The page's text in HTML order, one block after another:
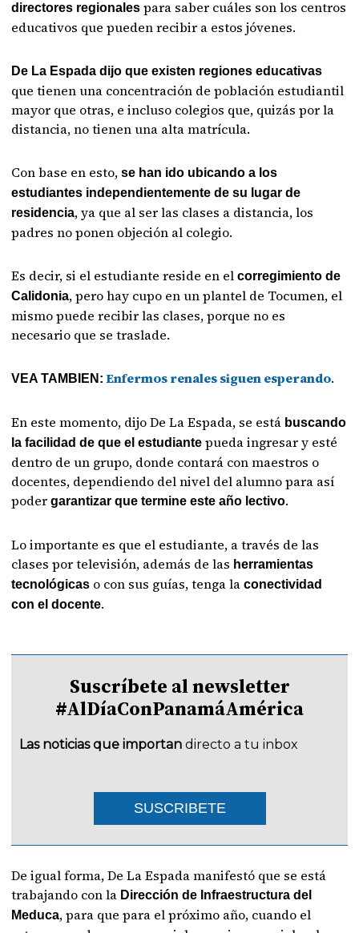
directores regionales para saber cuáles son los centros
educativos que pueden recibir a estos jóvenes.
De La Espada dijo que existen regiones educativas
que tienen una concentración de población estudiantil
mayor que otras, e incluso colegios que, quizás por la
distancia, no tienen una alta matrícula.
Con base en esto,se han ido ubicando a los
estudiantes independientemente de su lugar de
residencia, ya que al ser las clases a distancia, los
padres no ponen objeción al colegio.
Es decir, si el estudiante reside en elcorregimiento de
Calidonia, pero hay cupo en un plantel de Tocumen, el
mismo puede recibir las clases, porque no es
necesario que se traslade.
VEA TAMBIEN: Enfermos renales siguen esperando.
En este momento, dijo De La Espada, se está buscando
la facilidad de que el estudiante pueda ingresar y esté
dentro de un grupo, donde contará con maestros o
docentes, dependiendo del nivel del alumno para así
poder garantizar que termine este año lectivo.
Lo importante es que el estudiante, a través de las
clases por televisión, además de las herramientas
tecnológicas o con sus guías, tenga laconectividad
con el docente.
Suscríbete al newsletter
#AlDíaConPanamáAmérica
Las noticias que importan directo a tu inbox
SUSCRIBETE
De igual forma, De La Espada manifestó que se está
trabajando con la Dirección de Infraestructura del
Meduca, para que para el próximo año, cuando el